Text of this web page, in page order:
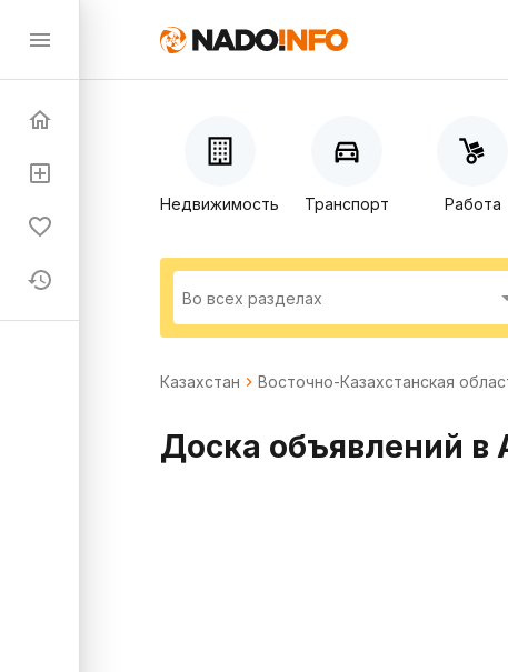
Недвижимость Транспорт Работа
Казахстан Восточно-Казахстанская
Доска объявлений в